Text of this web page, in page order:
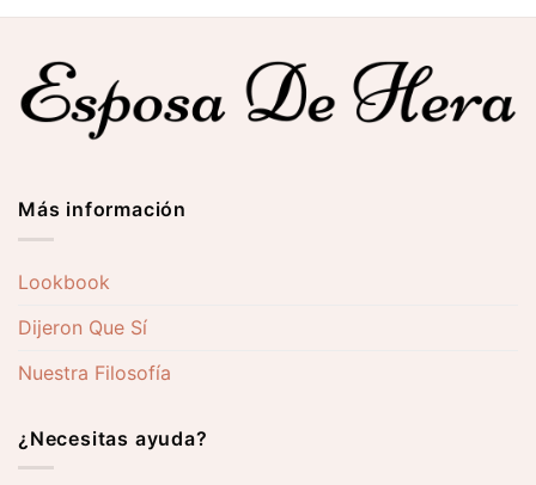
Más información
Lookbook
Dijeron Que Sí
Nuestra Filosofía
¿Necesitas ayuda?